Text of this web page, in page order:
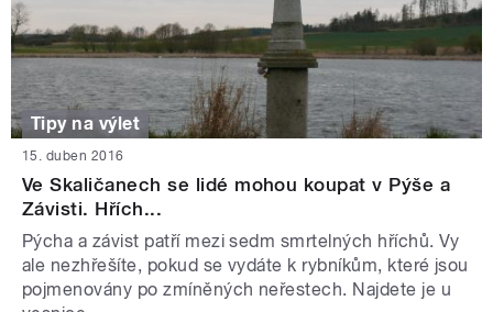
Tipy na výlet
15. duben 2016
Ve Skaličanech se lidé mohou koupat v Pýše a
Závisti. Hřích...
Pýcha a závist patří mezi sedm smrtelných hříchů. Vy
ale nezhřešíte, pokud se vydáte k rybníkům, které jsou
pojmenovány po zmíněných neřestech. Najdete je u